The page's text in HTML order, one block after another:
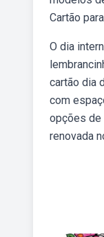
Cartão
O dia
cartão dia
com
opções de
renovada